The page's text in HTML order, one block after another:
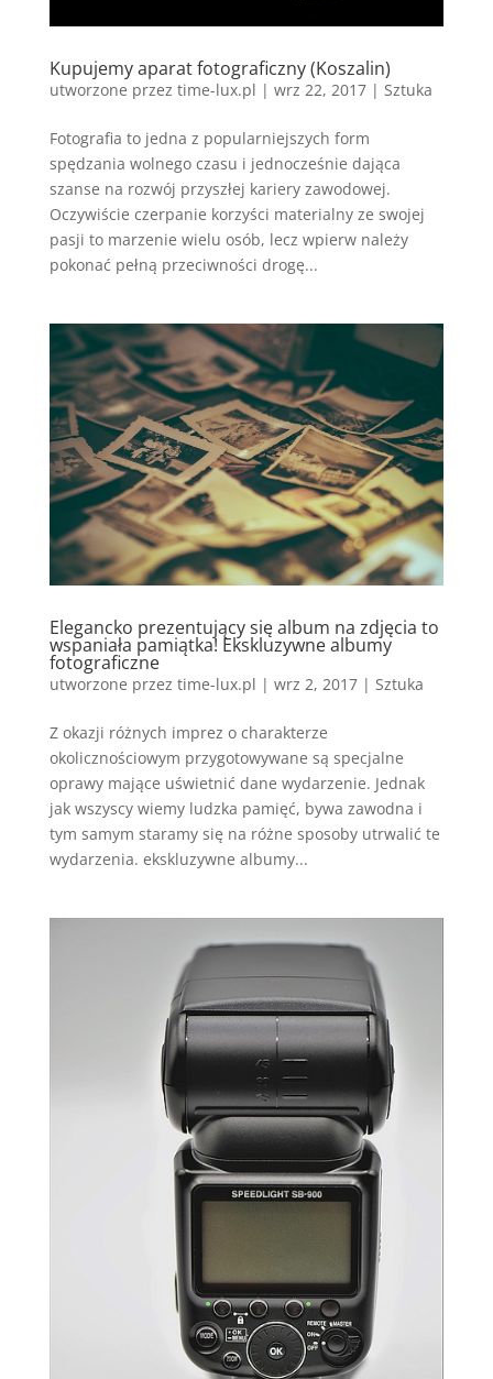
Kupujemy aparat fotograficzny (Koszalin)
utworzone przez time-lux.pl | wrz 22, 2017| Sztuka
Fotografia to jedna z popularniejszych form
spędzania wolnego czasu i jednocześnie dająca
szanse na rozwój przyszłej kariery zawodowej.
Oczywiście czerpanie korzyści materialny ze swojej
pasji to marzenie wielu osób, lecz wpierw należy
pokonać pełną przeciwności drogę...
Elegancko prezentujący się album na zdjęcia to
wspaniała pamiątka! Ekskluzywne albumy
fotograficzne
utworzone przez time-lux.pl | wrz 2, 2017| Sztuka
Z okazji różnych imprez o charakterze
okolicznościowym przygotowywane są specjalne
oprawy mające uświetnić dane wydarzenie. Jednak
jak wszyscy wiemy ludzka pamięć, bywa zawodna i
tym samym staramy się na różne sposoby utrwalić te
wydarzenia. ekskluzywne albumy...